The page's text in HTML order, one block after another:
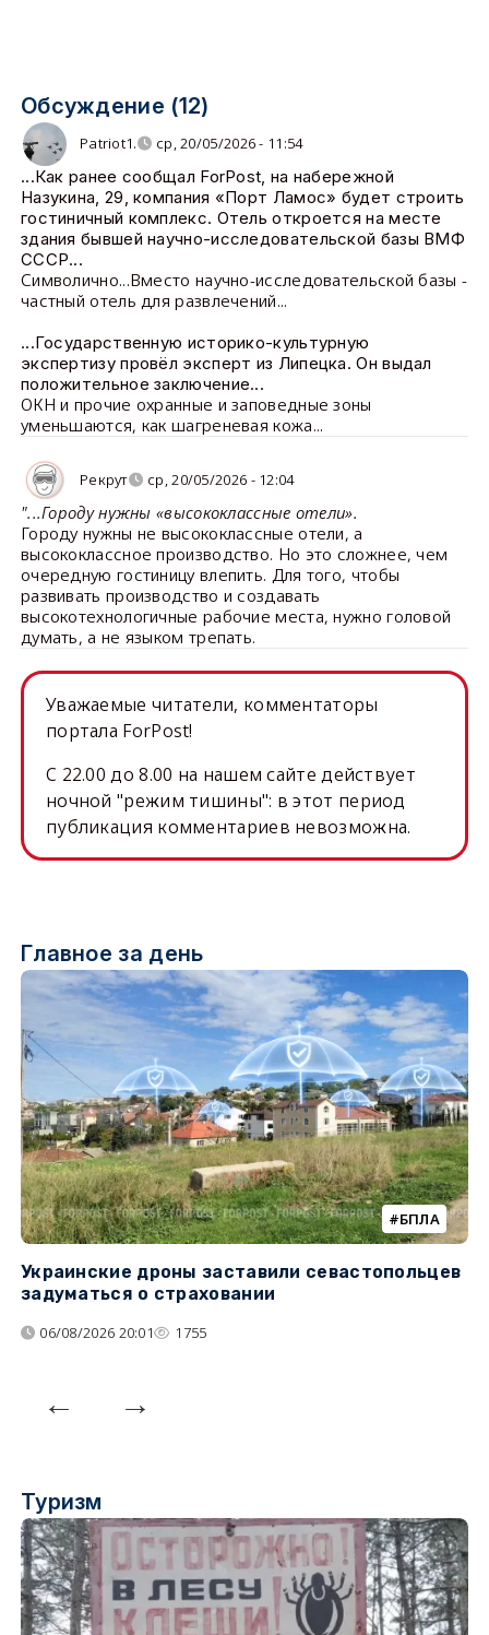
Обсуждение (12)
Patriot1. ср, 20/05/2026 - 11:54
...Как ранее сообщал ForPost, на набережной
Назукина, 29, компания «Порт Ламос» будет строить
гостиничный комплекс. Отель откроется на месте
здания бывшей научно-исследовательской базы ВМФ
СССР...
Символично...Вместо научно-исследовательской базы -
частный отель для развлечений...
...Государственную историко-культурную
экспертизу провёл эксперт из Липецка. Он выдал
положительное заключение...
ОКН и прочие охранные и заповедные зоны
уменьшаются, как шагреневая кожа...
Рекрут ср, 20/05/2026 - 12:04
"...Городу нужны «высококлассные отели».
Городу нужны не высококлассные отели, а
высококлассное производство. Но это сложнее, чем
очередную гостиницу влепить. Для того, чтобы
развивать производство и создавать
высокотехнологичные рабочие места, нужно головой
думать, а не языком трепать.
Уважаемые читатели, комментаторы
портала ForPost!
C 22.00 до 8.00 на нашем сайте действует
ночной "режим тишины": в этот период
публикация комментариев невозможна.
Главное за день
БПЛА
Украинские дроны заставили севастопольцев
задуматься о страховании
06/08/2026 20:01 1755
Туризм